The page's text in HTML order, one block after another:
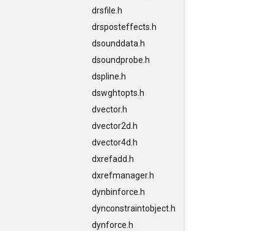
drsfile.h
drsposteffects.h
dsounddata.h
dsoundprobe.h
dspline.h
dswghtopts.h
dvector.h
dvector2d.h
dvector4d.h
dxrefadd.h
dxrefmanager.h
dynbinforce.h
dynconstraintobject.h
dynforce.h